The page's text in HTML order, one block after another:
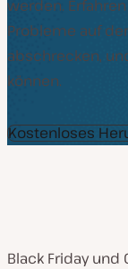
werden.
Probleme auf
abschrecken,
können.
Kostenloses
Black Friday und